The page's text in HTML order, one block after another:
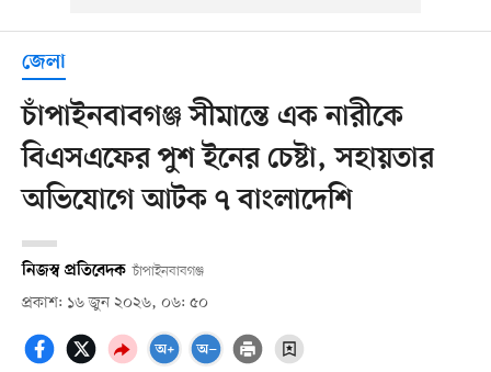
জেলা
চাঁপাইনবাবগঞ্জ সীমান্তে এক নারীকে
বিএসএফের পুশ ইনের চেষ্টা, সহায়তার
অভিযোগে আটক ৭ বাংলাদেশি
নিজস্ব প্রতিবেদক চাঁপাইনবাবগঞ্জ
প্রকাশ: ১৬ জুন ২০২৬, ০৬: ৫০